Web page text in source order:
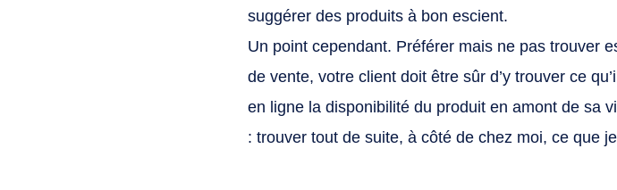
suggérer des produits à bon escient.
Un point cependant. Préférer mais ne pas trouver
de vente, votre client doit être sûr d’y trouver ce
en ligne la disponibilité du produit en amont de sa
: trouver tout de suite, à côté de chez moi, ce que